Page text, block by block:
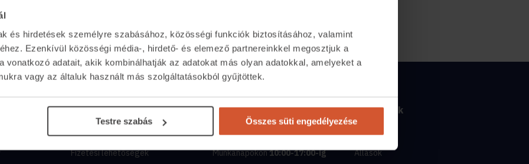
és hirdetések személyre szabásához, közösségi funkciók biztosításához, valamint
Ezenkívül közösségi média-, hirdető- és elemező partnereinkkel megosztjuk a
vonatkozó adatait, akik kombinálhatják az adatokat más olyan adatokkal, amelyeket a
vagy az általuk használt más szolgáltatásokból gyűjtöttek.
Testre szabás Összes süti engedélyezése
Belépés közvetítőknek
Fizetési lehetőségek
+36 1 237 2065
segitunk.ingatlan.com
Munkanapokon10:00-17:00-ig
Csapatunk
Kik vagyunk
Állások